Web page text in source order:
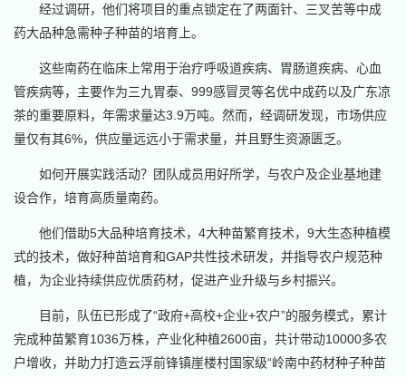
经过调研，他们将项目的重点锁定在了两面针、三叉苦等中成
药大品种急需种子种苗的培育上。
这些南药在临床上常用于治疗呼吸道疾病、胃肠道疾病、心血
管疾病等，主要作为三九胃泰、999感冒灵等名优中成药以及广东凉
茶的重要原料，年需求量达3.9万吨。然而，经调研发现，市场供应
量仅有其6%，供应量远远小于需求量，并且野生资源匮乏。
如何开展实践活动？团队成员用好所学，与农户及企业基地建
设合作，培育高质量南药。
他们借助5大品种培育技术，4大种苗繁育技术，9大生态种植模
式的技术，做好种苗培育和GAP共性技术研发，并指导农户规范种
植，为企业持续供应优质药材，促进产业升级与乡村振兴。
目前，队伍已形成了“政府+高校+企业+农户”的服务模式，累计
完成种苗繁育1036万株，产业化种植2600亩，共计带动10000多农
户增收，并助力打造云浮前锋镇崖楼村国家级“岭南中药材种子种苗